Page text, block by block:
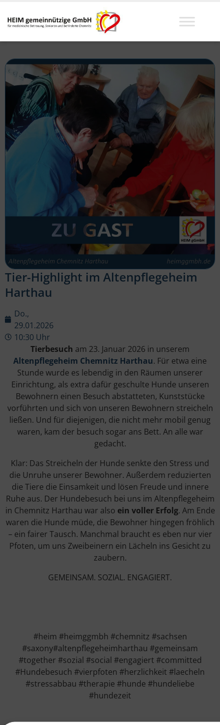
Tier-Highlight im Altenpflegeheim
Harthau
Do.,
29.01.2026
10:30 Uhr
Tierbesuch am 23. Januar 2026 in unserem
Altenpflegeheim Chemnitz Harthau. Für etwa eine
Stunde wurde es lebendig in den Räumen unserer
Einrichtung, als extra dafür geschulte Hunde unseren
Bewohnern einen Besuch abstatteten, Kunststücke
vorführten und sich von unseren Bewohnern streicheln
ließen. Und für diejenigen, die nicht mehr mobil genug
waren, kam der besuch sogar ans Bett. An alle war
gedacht.
Klar: Das Streicheln der Hunde senkte den Stress und
die Unruhe unserer Bewohner. Außerdem reduzierten
die Tiere die Einsamkeit und lösen Freude und innere
Ruhe aus. Der Hundebesuch bei uns im Altenpflegeheim
in Chemnitz Harthau war also ein voller Erfolg. Am Ende
waren die Hunde müde, die Bewohner hingegen fröhlich
– ein fairer Tausch. Manchmal braucht es eben nur vier
Pfoten, um uns Zweibeinern ein Lächeln ins Gesicht zu
zaubern.
GEMEINSAM. SOZIAL. ENGAGIERT.
#heim #heimggmbh #chemnitz #sachsen
#saxony#altenpflegeheimharthau #gemeinsam
#together #sozial #social #engagiert #committed
#Hundebesuch #vierpfoten #herzlichkeit #laecheln
#stressabbau #therapie #hunde #hundeliebe
#hundezeit